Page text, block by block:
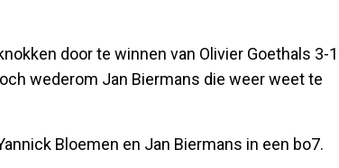
door te winnen van Olivier Goethals 3-1
wederom Jan Biermans die weer weet te
Bloemen en Jan Biermans in een bo7.